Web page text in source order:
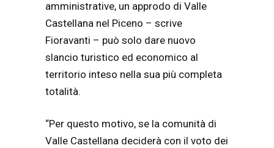
amministrative, un approdo di Valle
Castellana nel Piceno – scrive
Fioravanti – può solo dare nuovo
slancio turistico ed economico al
territorio inteso nella sua più completa
totalità.
“Per questo motivo, se la comunità di
Valle Castellana deciderà con il voto dei